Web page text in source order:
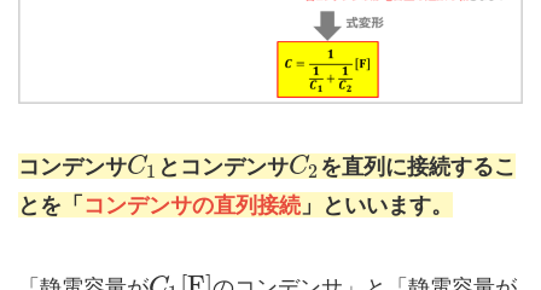
コンデンサC1 とコンデンサC2 を直列に接続するこ
とを「コンデンサの直列接続 」といいます。